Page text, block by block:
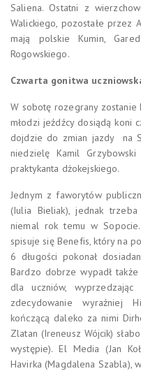
Saliena. Ostatni z
Walickiego, pozostałe przez
mają polskie Kumin,
Rogowskiego.
Czwarta gonitwa
W sobotę rozegrany zostanie
młodzi jeźdźcy dosiądą koni
dojdzie do zmian jazdy na
niedzielę Kamil
praktykanta dżokejskiego.
Jednym z faworytów
(Iulia Bieliak), jednak
niemal rok temu w
spisuje się Benefis, który na
6 długości pokonał
Bardzo dobrze wypadł
dla uczniów, wyprzedzając
zdecydowanie wyraźniej
kończącą daleko za nimi
Zlatan (Ireneusz Wójcik)
występie). El Media (Jan
Havirka (Magdalena Szabla),